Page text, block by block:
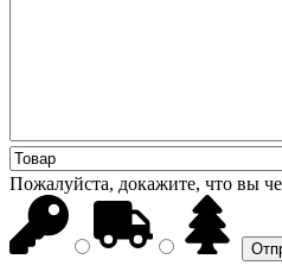
Пожалуйста, докажите, что вы